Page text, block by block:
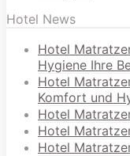
Hotel News
Hotel
Hygiene Ihre
Hotel
Komfort und
Hotel
Hotel
Hotel